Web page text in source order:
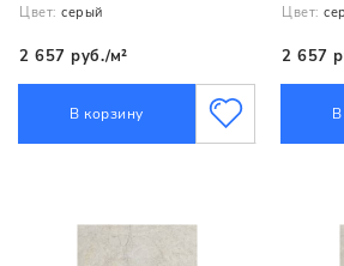
Цвет: серый
2 657 руб./м²
В корзину
Цвет:
2 657